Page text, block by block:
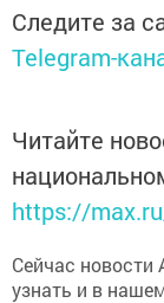
Следите за
Telegram-
Читайте
https://
Сейчас новости
узнать и в